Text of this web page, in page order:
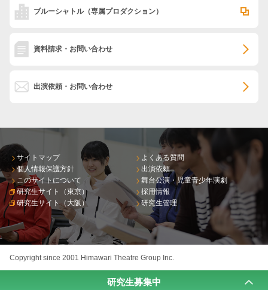
ブルーシャトル（専属プロダクション）
資料請求・お問い合わせ
出演依頼・お問い合わせ
サイトマップ
個人情報保護方針
このサイトについて
研究生サイト（東京）
研究生サイト（大阪）
よくある質問
出演依頼
舞台公演・児童青少年演劇
採用情報
研究生管理
Copyright since 2001 Himawari Theatre Group Inc.
研究生募集中